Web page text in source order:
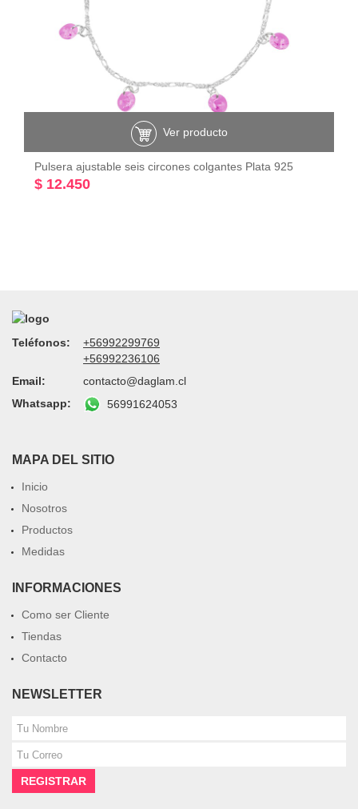
Ver producto
Pulsera ajustable seis circones colgantes Plata 925
$ 12.450
Teléfonos:
+56992299769
+56992236106
Email:
contacto@daglam.cl
Whatsapp:
56991624053
MAPA DEL SITIO
Inicio
Nosotros
Productos
Medidas
INFORMACIONES
Como ser Cliente
Tiendas
Contacto
NEWSLETTER
REGISTRAR